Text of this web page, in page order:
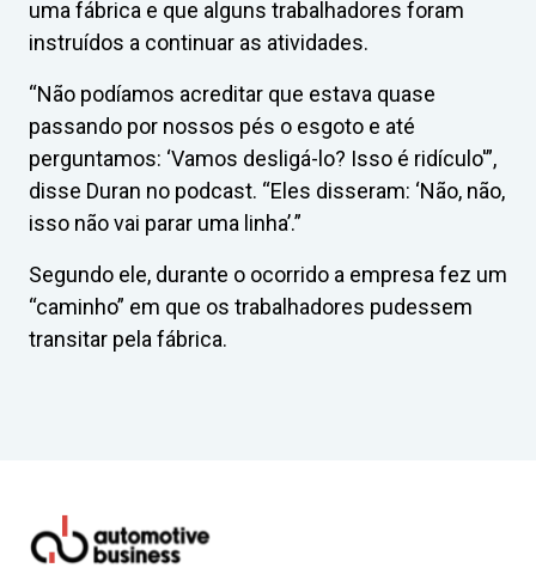
uma fábrica e que alguns trabalhadores foram
instruídos a continuar as atividades.
“Não podíamos acreditar que estava quase
passando por nossos pés o esgoto e até
perguntamos: ‘Vamos desligá-lo? Isso é ridículo'”,
disse Duran no podcast. “Eles disseram: ‘Não, não,
isso não vai parar uma linha’.”
Segundo ele, durante o ocorrido a empresa fez um
“caminho” em que os trabalhadores pudessem
transitar pela fábrica.